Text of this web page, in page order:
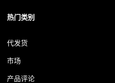
热门类别
代发货
市场
产品评论